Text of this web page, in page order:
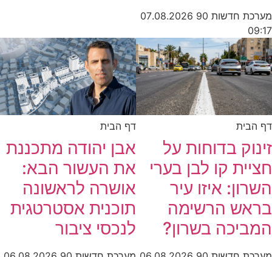
מערכת חדשות 90
07.08.2026
09:17
דף הבית
זינוק בדוחות על
חציית קו לבן בערי
השרון: איזו עיר
בראש הרשימה
המביכה בשרון?
דף הבית
אבן יהודה מתכננת
את העשור הבא:
אושרה לראשונה
תוכנית אסטרטגית
לנכסי ציבור